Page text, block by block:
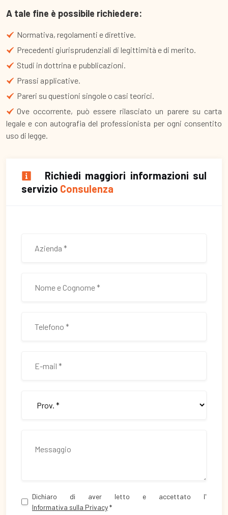
A tale fine è possibile richiedere:
Normativa, regolamenti e direttive.
Precedenti giurisprudenziali di legittimità e di merito.
Studi in dottrina e pubblicazioni.
Prassi applicative.
Pareri su questioni singole o casi teorici.
Ove occorrente, può essere rilasciato un parere su carta
legale e con autografia del professionista per ogni consentito
uso di legge.
Richiedi maggiori informazioni sul
servizio Consulenza
Dichiaro di aver letto e accettato l'
Informativa sulla Privacy*